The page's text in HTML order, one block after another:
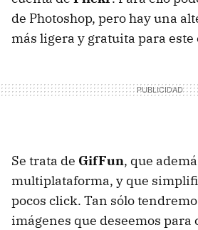
de Photoshop, pero hay una
más ligera y gratuita para este
Se trata de GifFun, que
multiplataforma, y que
pocos click. Tan sólo
imágenes que deseemos